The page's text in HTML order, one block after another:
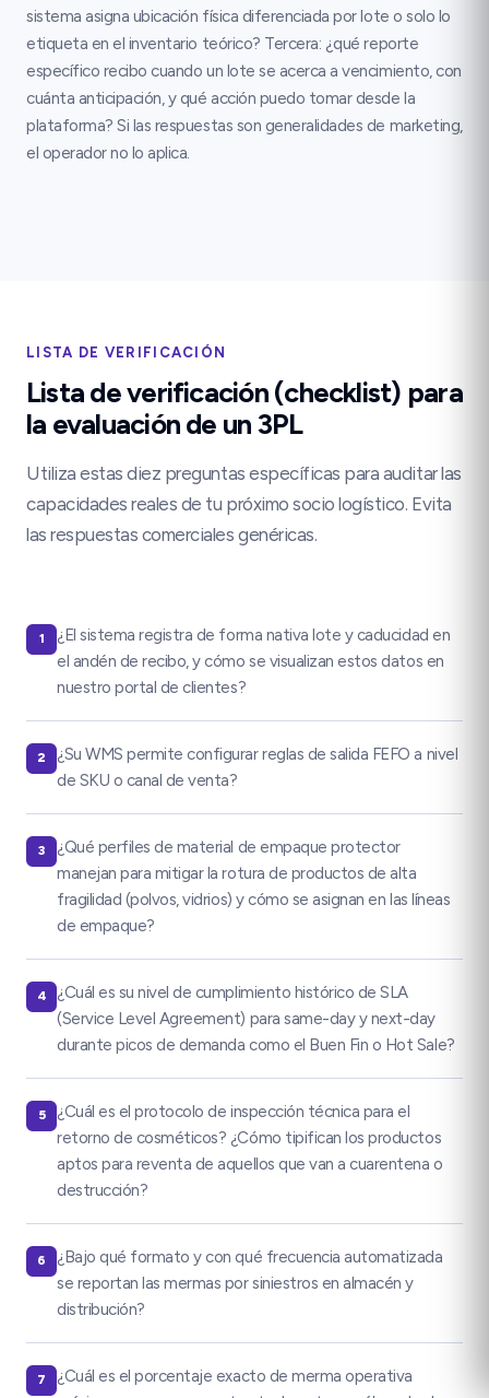
sistema asigna ubicación física diferenciada por lote o solo lo
etiqueta en el inventario teórico? Tercera: ¿qué reporte
específico recibo cuando un lote se acerca a vencimiento, con
cuánta anticipación, y qué acción puedo tomar desde la
plataforma? Si las respuestas son generalidades de marketing,
el operador no lo aplica.
LISTA DE VERIFICACIÓN
Lista de verificación (checklist) para
la evaluación de un 3PL
Utiliza estas diez preguntas específicas para auditar las
capacidades reales de tu próximo socio logístico. Evita
las respuestas comerciales genéricas.
1
¿El sistema registra de forma nativa lote y caducidad en
el andén de recibo, y cómo se visualizan estos datos en
nuestro portal de clientes?
2
¿Su WMS permite configurar reglas de salida FEFO a nivel
de SKU o canal de venta?
3
¿Qué perfiles de material de empaque protector
manejan para mitigar la rotura de productos de alta
fragilidad (polvos, vidrios) y cómo se asignan en las líneas
de empaque?
4
¿Cuál es su nivel de cumplimiento histórico de SLA
(Service Level Agreement) para same-day y next-day
durante picos de demanda como el Buen Fin o Hot Sale?
5
¿Cuál es el protocolo de inspección técnica para el
retorno de cosméticos? ¿Cómo tipifican los productos
aptos para reventa de aquellos que van a cuarentena o
destrucción?
6
¿Bajo qué formato y con qué frecuencia automatizada
se reportan las mermas por siniestros en almacén y
distribución?
7
¿Cuál es el porcentaje exacto de merma operativa